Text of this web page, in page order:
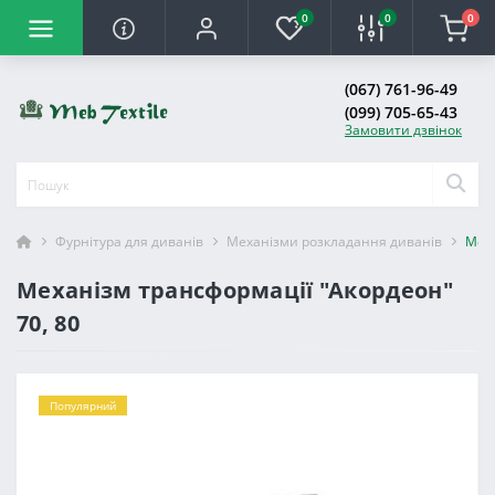
0 0 0
(067) 761-96-49
(099) 705-65-43
Замовити дзвінок
Фурнітура для диванів Механізми розкладання диванів
Механізм трансформації "Акордеон"
70, 80
Популярний